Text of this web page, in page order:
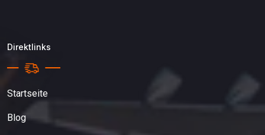
Direktlinks
Startseite
Blog